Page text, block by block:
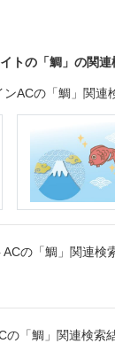
トの「鯛」の関連
ンACの「鯛」関連
ACの「鯛」関連検
の「鯛」関連検索